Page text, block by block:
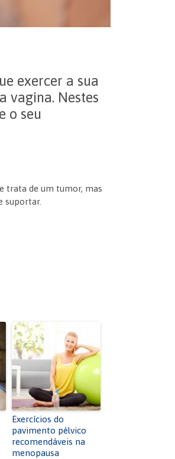
exercer a sua
vagina. Nestes
o seu
trata de um tumor, mas
suportar.
Exercícios do
pavimento pélvico
recomendáveis na
menopausa